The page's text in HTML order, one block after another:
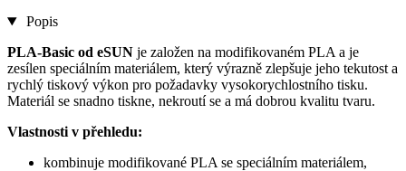
Popis
PLA-Basic od eSUN je založen na modifikovaném PLA a je
zesílen speciálním materiálem, který výrazně zlepšuje jeho tekutost a
rychlý tiskový výkon pro požadavky vysokorychlostního tisku.
Materiál se snadno tiskne, nekroutí se a má dobrou kvalitu tvaru.
Vlastnosti v přehledu:
kombinuje modifikované PLA se speciálním materiálem,